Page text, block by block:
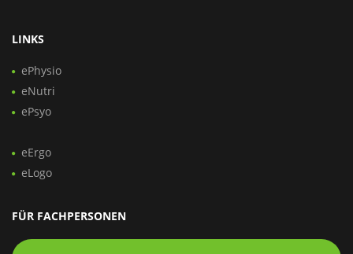
LINKS
ePhysio
eNutri
ePsyo
eErgo
eLogo
FÜR FACHPERSONEN